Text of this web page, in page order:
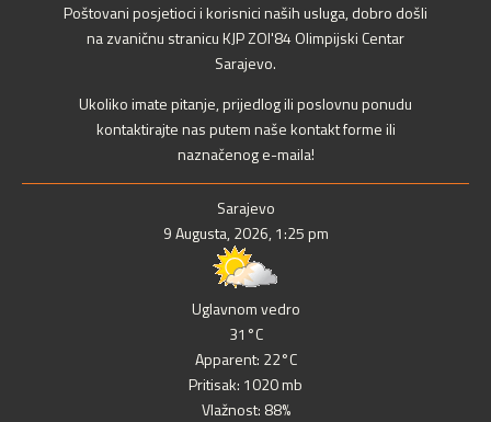
Poštovani posjetioci i korisnici naših usluga, dobro došli
na zvaničnu stranicu KJP ZOI'84 Olimpijski Centar
Sarajevo.
Ukoliko imate pitanje, prijedlog ili poslovnu ponudu
kontaktirajte nas putem naše kontakt forme ili
naznačenog e-maila!
Sarajevo
9 Augusta, 2026, 1:25 pm
Uglavnom vedro
31°C
Apparent: 22°C
Pritisak: 1020 mb
Vlažnost: 88%